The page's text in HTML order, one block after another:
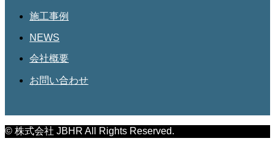
施工事例
NEWS
会社概要
お問い合わせ
© 株式会社 JBHR All Rights Reserved.